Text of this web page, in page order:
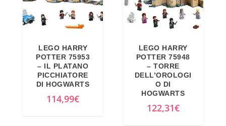
.
LEGO HARRY
POTTER 75953
– IL PLATANO
PICCHIATORE
DI HOGWARTS
114,99€
LEGO HARRY
POTTER 75948
– TORRE
DELL’OROLOGI
O DI
HOGWARTS
122,31€